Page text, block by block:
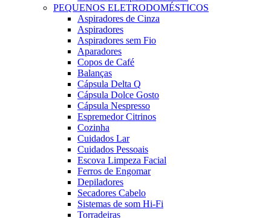
PEQUENOS ELETRODOMÉSTICOS
Aspiradores de Cinza
Aspiradores
Aspiradores sem Fio
Aparadores
Copos de Café
Balanças
Cápsula Delta Q
Cápsula Dolce Gosto
Cápsula Nespresso
Espremedor Citrinos
Cozinha
Cuidados Lar
Cuidados Pessoais
Escova Limpeza Facial
Ferros de Engomar
Depiladores
Secadores Cabelo
Sistemas de som Hi-Fi
Torradeiras